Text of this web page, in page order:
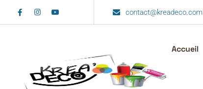
contact@kreadeco.com
Accueil